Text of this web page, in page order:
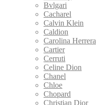
Bvlgari
Cacharel
Calvin Klein
Caldion
Carolina Herrera
Cartier
Cerruti
Celine Dion
Chanel
Chloe
Chopard
Christian Dior